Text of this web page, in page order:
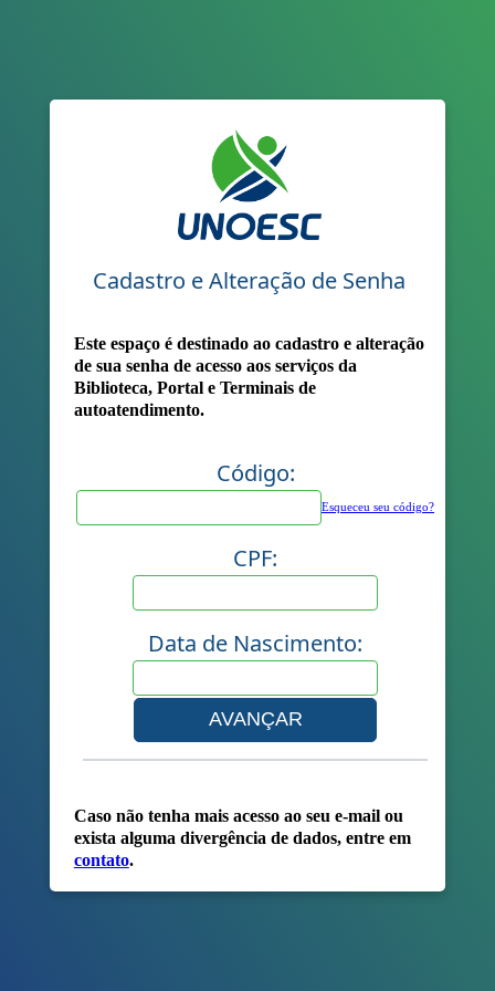
Cadastro e Alteração de Senha
Este espaço é destinado ao cadastro e alteração
de sua senha de acesso aos serviços da
Biblioteca, Portal e Terminais de
autoatendimento.
Código:
Esqueceu seu código?
CPF:
Data de Nascimento:
Caso não tenha mais acesso ao seu e-mail ou
exista alguma divergência de dados, entre em
contato.